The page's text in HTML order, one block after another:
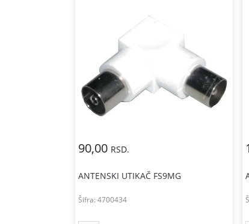
90,00 RSD.
ANTENSKI UTIKAČ FS9MG
Šifra:4700434